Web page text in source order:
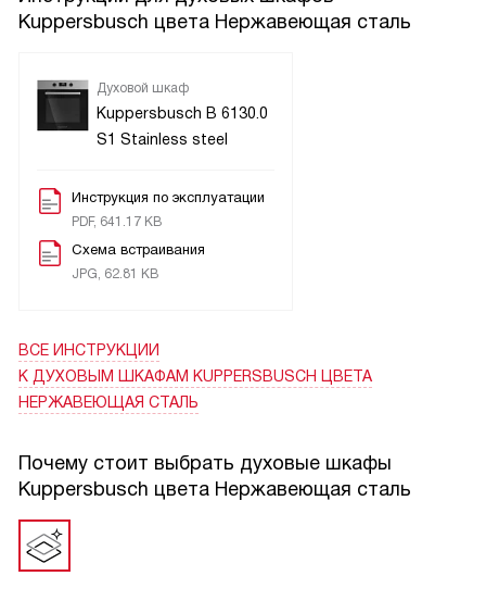
ожидания и подарила уверенность при готовке!
Kuppersbusch цвета Нержавеющая сталь
Духовой шкаф
Kuppersbusch B 6130.0
S1 Stainless steel
Инструкция по эксплуатации
PDF, 641.17 KB
Схема встраивания
JPG, 62.81 KB
ВСЕ ИНСТРУКЦИИ
К ДУХОВЫМ ШКАФАМ KUPPERSBUSCH ЦВЕТА
НЕРЖАВЕЮЩАЯ СТАЛЬ
Почему стоит выбрать духовые шкафы
Kuppersbusch цвета Нержавеющая сталь